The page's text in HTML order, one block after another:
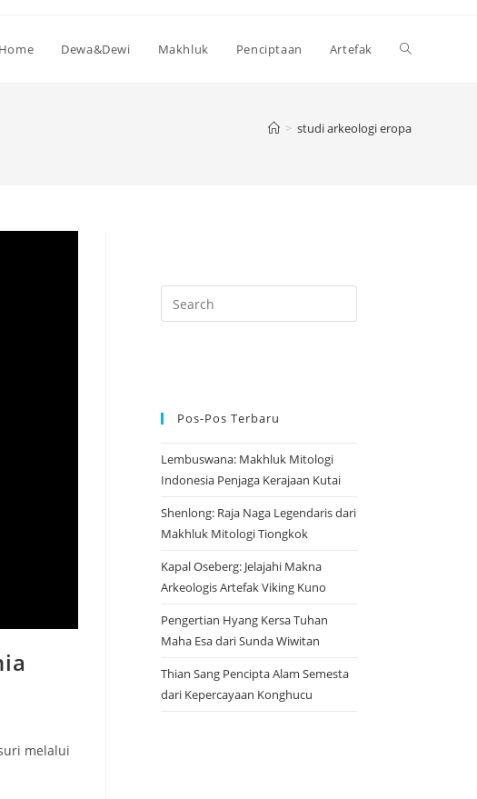
Home Dewa&Dewi Makhluk Penciptaan Artefak Toggle
> studi arkeologi eropa
melalui
Pos-Pos Terbaru
Lembuswana: Makhluk Mitologi
Indonesia Penjaga Kerajaan Kutai
Shenlong: Raja Naga Legendaris dari
Makhluk Mitologi Tiongkok
Kapal Oseberg: Jelajahi Makna
Arkeologis Artefak Viking Kuno
Pengertian Hyang Kersa Tuhan
Maha Esa dari Sunda Wiwitan
Thian Sang Pencipta Alam Semesta
dari Kepercayaan Konghucu